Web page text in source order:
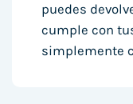
puedes
cumple con
simplemente